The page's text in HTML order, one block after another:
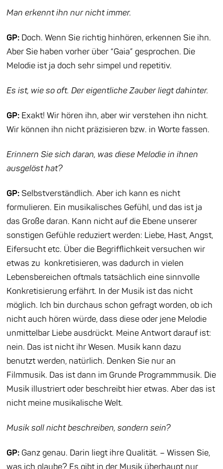
Man erkennt ihn nur nicht immer.
GP: Doch. Wenn Sie richtig hinhören, erkennen Sie ihn.
Aber Sie haben vorher über “Gaia” gesprochen. Die
Melodie ist ja doch sehr simpel und repetitiv.
Es ist, wie so oft. Der eigentliche Zauber liegt dahinter.
GP: Exakt! Wir hören ihn, aber wir verstehen ihn nicht.
Wir können ihn nicht präzisieren bzw. in Worte fassen.
Erinnern Sie sich daran, was diese Melodie in ihnen
ausgelöst hat?
GP: Selbstverständlich. Aber ich kann es nicht
formulieren. Ein musikalisches Gefühl, und das ist ja
das Große daran. Kann nicht auf die Ebene unserer
sonstigen Gefühle reduziert werden: Liebe, Hast, Angst,
Eifersucht etc. Über die Begrifflichkeit versuchen wir
etwas zu konkretisieren, was dadurch in vielen
Lebensbereichen oftmals tatsächlich eine sinnvolle
Konkretisierung erfährt. In der Musik ist das nicht
möglich. Ich bin durchaus schon gefragt worden, ob ich
nicht auch hören würde, dass diese oder jene Melodie
unmittelbar Liebe ausdrückt. Meine Antwort darauf ist:
nein. Das ist nicht ihr Wesen. Musik kann dazu
benutztwerden, natürlich. Denken Sie nur an
Filmmusik. Das ist dann im Grunde Programmmusik. Die
Musik illustriert oder beschreibt hier etwas. Aber das ist
nicht meine musikalische Welt.
Musik soll nicht beschreiben, sondern sein?
GP: Ganz genau. Darin liegt ihre Qualität. – Wissen Sie,
was ich glaube? Es gibt in der Musik überhaupt nur